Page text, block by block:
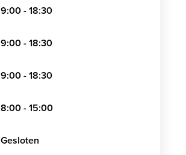
9:00 - 18:30
9:00 - 18:30
9:00 - 18:30
8:00 - 15:00
Gesloten